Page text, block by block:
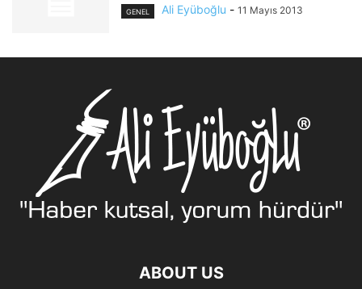
GENEL Ali Eyüboğlu - 11 Mayıs 2013
ABOUT US